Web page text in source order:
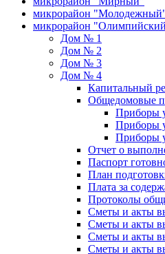
микрорайон
микрорайон
Дом № 1
Дом № 2
Дом № 3
Дом № 4
Капитальный
Общедомовые
Приборы
Приборы
Приборы
Отчет о
Паспорт
План
Плата за
Протоколы
Сметы и акты
Сметы и акты
Сметы и акты
Сметы и акты